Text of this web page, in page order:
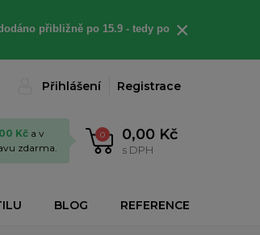
přibližně po 15.9 - tedy po
×
Přihlášení Registrace
0 0,00 Kč
s DPH
Kč a v
zdarma.
BLOG REFERENCE